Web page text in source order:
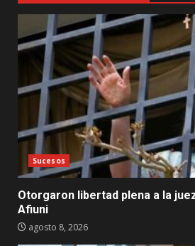
Sucesos
Otorgaron libertad plena a la
Afiuni
agosto 8, 2026